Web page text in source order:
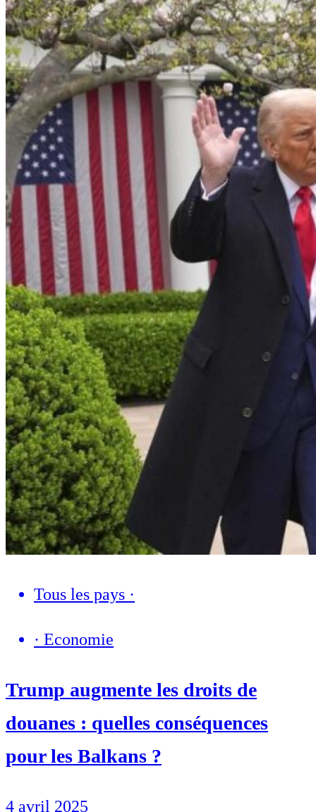
Tous les pays ·
· Economie
Trump augmente les droits de
douanes : quelles conséquences
pour les Balkans ?
4 avril 2025